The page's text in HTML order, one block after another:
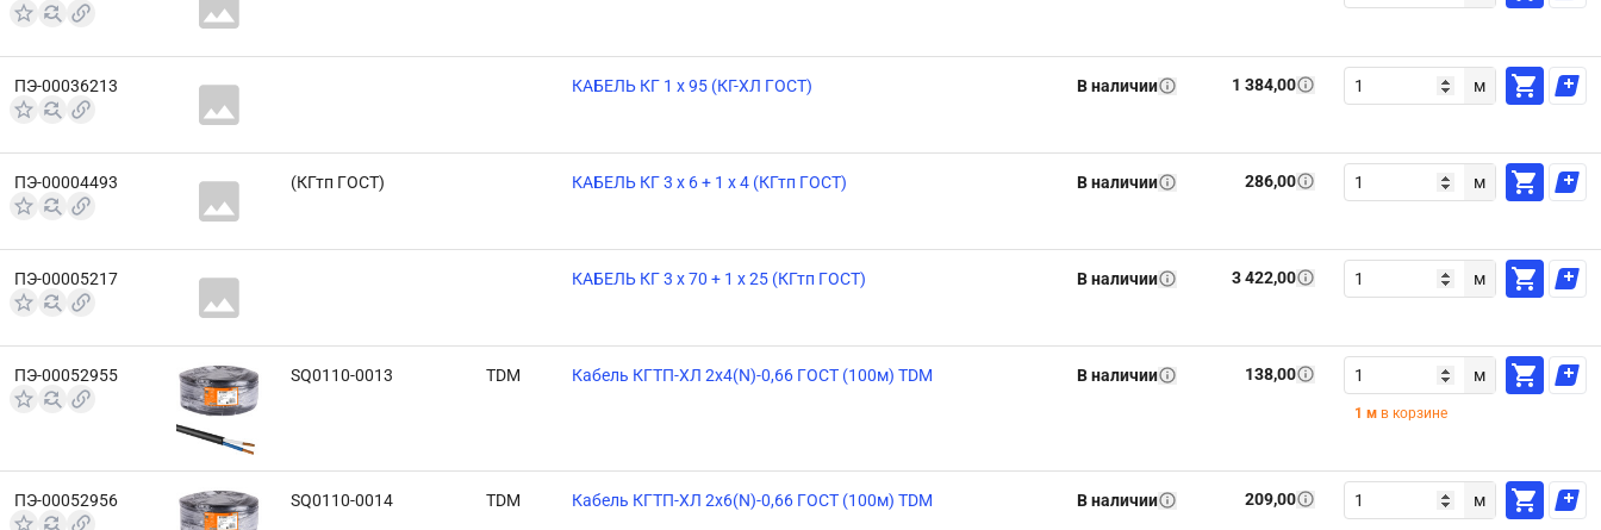
ПЭ-00036213 КАБЕЛЬ КГ 1 х 95 (КГ-ХЛ ГОСТ) В наличии 1 384,00 м
ПЭ-00004493 (КГтп ГОСТ) КАБЕЛЬ КГ 3 х 6 + 1 х 4 (КГтп ГОСТ) В наличии 286,00 м
ПЭ-00005217 КАБЕЛЬ КГ 3 х 70 + 1 х 25 (КГтп ГОСТ) В наличии 3 422,00 м
ПЭ-00052955 SQ0110-0013 TDM Кабель КГТП-ХЛ 2х4(N)-0,66 ГОСТ (100м) TDM В наличии 138,00 м
1 м в корзине
ПЭ-00052956 SQ0110-0014 TDM Кабель КГТП-ХЛ 2х6(N)-0,66 ГОСТ (100м) TDM В наличии 209,00 м